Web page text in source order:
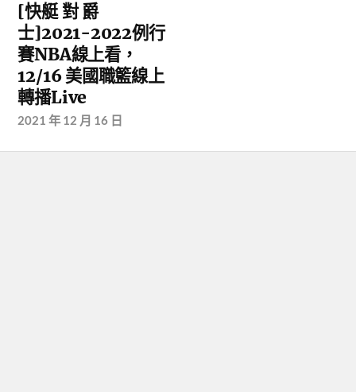
[快艇 對 爵
士]2021-2022例行
賽NBA線上看，
12/16 美國職籃線上
轉播Live
2021 年 12 月 16 日